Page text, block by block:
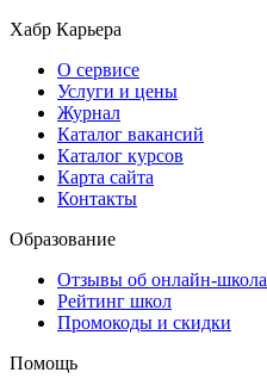
Хабр Карьера
О сервисе
Услуги и цены
Журнал
Каталог вакансий
Каталог курсов
Карта сайта
Контакты
Образование
Отзывы об онлайн-
Рейтинг школ
Промокоды и скидки
Помощь